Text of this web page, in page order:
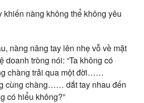
khiến nàng không thể không yêu
nàng nâng tay lên nhẹ vỗ về mặt
doanh tròng nói: “Ta không có
chàng trải qua một đời……
cùng chàng…… dắt tay nhau đến
hiểu không?”